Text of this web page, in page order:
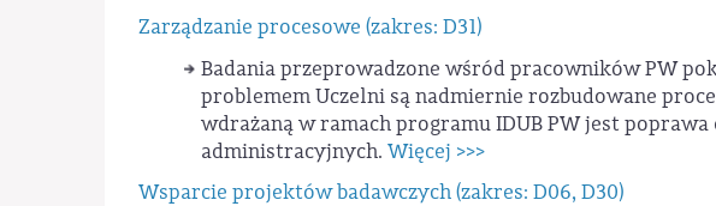
Zarządzanie procesowe (zakres: D31)
Badania przeprowadzone wśród pracowników PW
problemem Uczelni są nadmiernie rozbudowane
wdrażaną w ramach programu IDUB PW jest
administracyjnych.Więcej >>>
Wsparcie projektów badawczych (zakres: D06, D30)